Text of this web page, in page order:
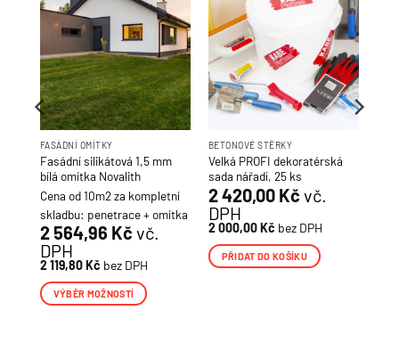
FASÁDNÍ OMÍTKY
Fasádní silikátová 1,5 mm
bílá omítka Novalith
Cena od 10m2 za kompletní
skladbu: penetrace + omítka
2 564,96 Kč vč.
DPH
2 119,80Kč bez DPH
VÝBĚR MOŽNOSTÍ
BETONOVÉ STĚRKY
Velká PROFI dekoratérská
sada nářadí, 25 ks
2 420,00 Kč vč.
DPH
2 000,00Kč bez DPH
PŘIDAT DO KOŠÍKU